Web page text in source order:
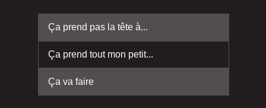
Ça prend pas la tête à...
Ça prend tout mon petit...
Ça va faire